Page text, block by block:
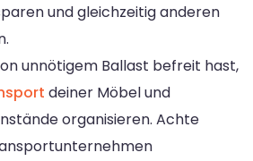
und gleichzeitig anderen
unnötigem Ballast befreit hast,
deiner Möbel und
organisieren. Achte